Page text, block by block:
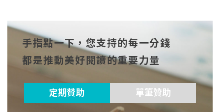
cebo
ok
witt
er
博
手指點一下，您支持的每一分錢
都是推動美好閱讀的重要力量
定期贊助 單筆贊助